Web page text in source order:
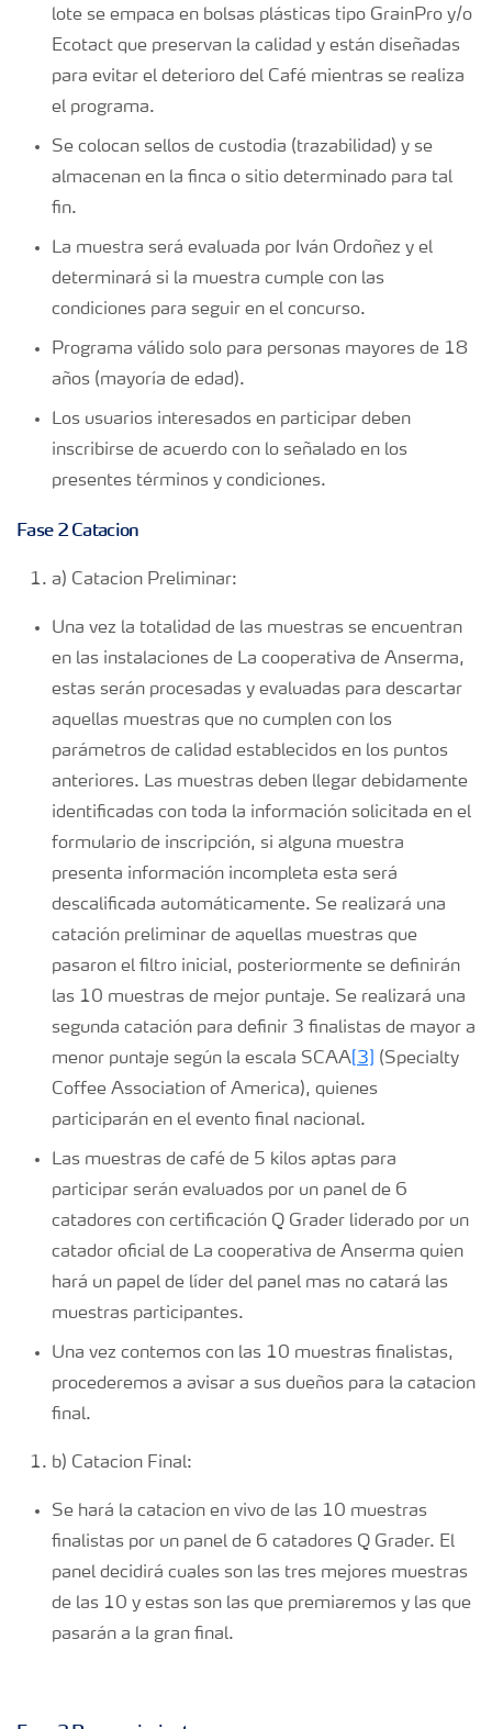
lote se empaca en bolsas plásticas tipo GrainPro y/o
Ecotact que preservan la calidad y están diseñadas
para evitar el deterioro del Café mientras se realiza
el programa.
Se colocan sellos de custodia (trazabilidad) y se
almacenan en la finca o sitio determinado para tal
fin.
La muestra será evaluada por Iván Ordoñez y el
determinará si la muestra cumple con las
condiciones para seguir en el concurso.
Programa válido solo para personas mayores de 18
años (mayoría de edad).
Los usuarios interesados en participar deben
inscribirse de acuerdo con lo señalado en los
presentes términos y condiciones.
Fase 2 Catacion
a) Catacion Preliminar:
Una vez la totalidad de las muestras se encuentran
en las instalaciones de La cooperativa de Anserma,
estas serán procesadas y evaluadas para descartar
aquellas muestras que no cumplen con los
parámetros de calidad establecidos en los puntos
anteriores. Las muestras deben llegar debidamente
identificadas con toda la información solicitada en el
formulario de inscripción, si alguna muestra
presenta información incompleta esta será
descalificada automáticamente. Se realizará una
catación preliminar de aquellas muestras que
pasaron el filtro inicial, posteriormente se definirán
las 10 muestras de mejor puntaje. Se realizará una
segunda catación para definir 3 finalistas de mayor a
menor puntaje según la escala SCAA [3]
(Specialty
Coffee Association of America), quienes
participarán en el evento final nacional.
Las muestras de café de 5 kilos aptas para
participar serán evaluados por un panel de 6
catadores con certificación Q Grader liderado por un
catador oficial de La cooperativa de Anserma quien
hará un papel de líder del panel mas no catará las
muestras participantes.
Una vez contemos con las 10 muestras finalistas,
procederemos a avisar a sus dueños para la catacion
final.
b) Catacion Final:
Se hará la catacion en vivo de las 10 muestras
finalistas por un panel de 6 catadores Q Grader. El
panel decidirá cuales son las tres mejores muestras
de las 10 y estas son las que premiaremos y las que
pasarán a la gran final.